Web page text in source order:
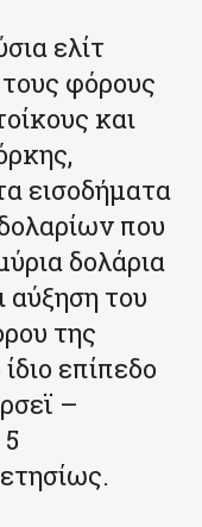
ελίτ
φόρους
και
εισοδήματα
που
δολάρια
αύξηση του
της
επίπεδο
–